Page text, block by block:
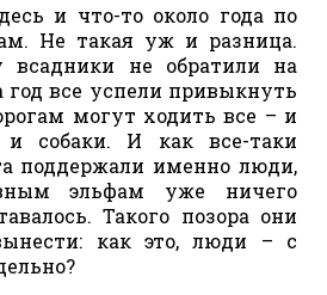
и что-то около года по
Не такая уж и разница.
всадники не обратили на
все успели привыкнуть
могут ходить все – и
собаки. И как все-таки
поддержали именно люди,
эльфам уже ничего
Такого позора они
как это, люди – с